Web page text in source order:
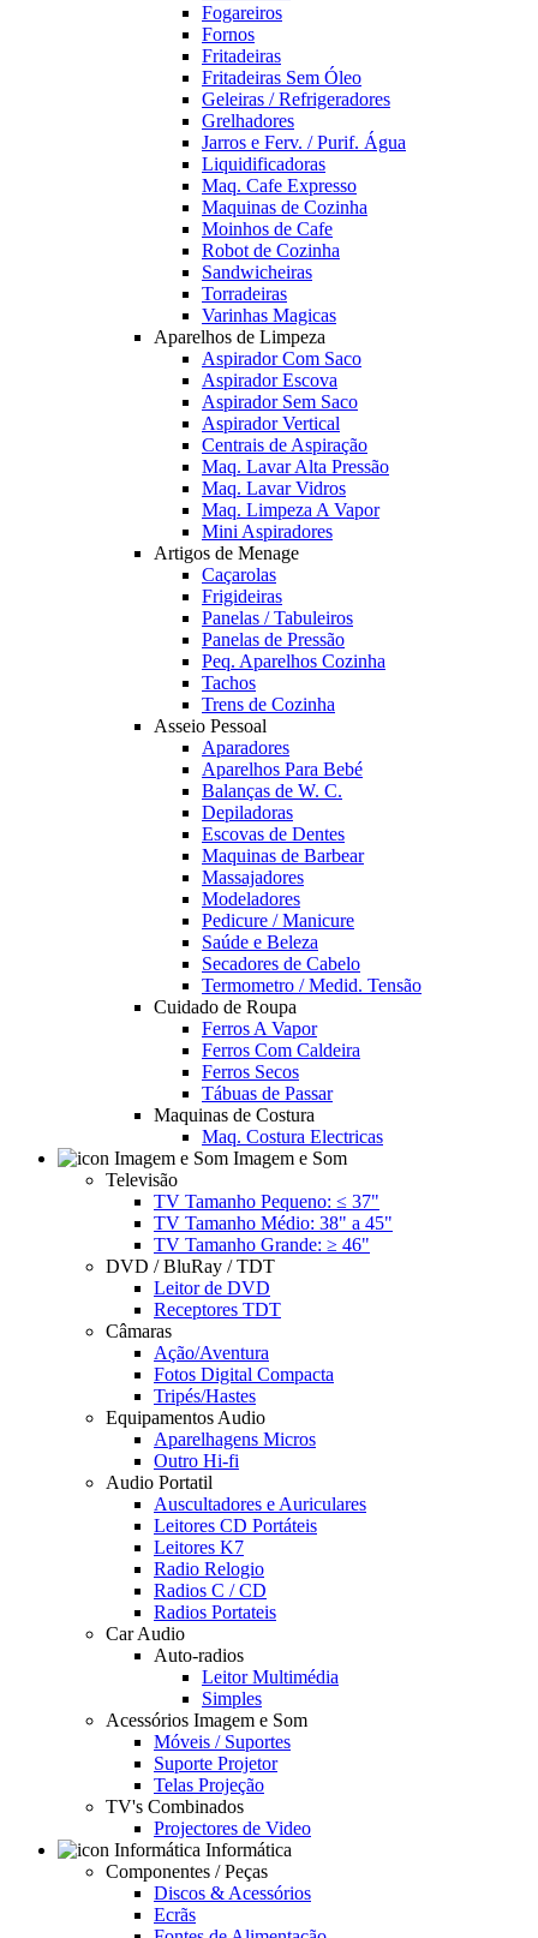
Fogareiros
Fornos
Fritadeiras
Fritadeiras Sem Óleo
Geleiras / Refrigeradores
Grelhadores
Jarros e Ferv. / Purif. Água
Liquidificadoras
Maq. Cafe Expresso
Maquinas de Cozinha
Moinhos de Cafe
Robot de Cozinha
Sandwicheiras
Torradeiras
Varinhas Magicas
Aparelhos de Limpeza
Aspirador Com Saco
Aspirador Escova
Aspirador Sem Saco
Aspirador Vertical
Centrais de Aspiração
Maq. Lavar Alta Pressão
Maq. Lavar Vidros
Maq. Limpeza A Vapor
Mini Aspiradores
Artigos de Menage
Caçarolas
Frigideiras
Panelas / Tabuleiros
Panelas de Pressão
Peq. Aparelhos Cozinha
Tachos
Trens de Cozinha
Asseio Pessoal
Aparadores
Aparelhos Para Bebé
Balanças de W. C.
Depiladoras
Escovas de Dentes
Maquinas de Barbear
Massajadores
Modeladores
Pedicure / Manicure
Saúde e Beleza
Secadores de Cabelo
Termometro / Medid. Tensão
Cuidado de Roupa
Ferros A Vapor
Ferros Com Caldeira
Ferros Secos
Tábuas de Passar
Maquinas de Costura
Maq. Costura Electricas
Imagem e Som
Televisão
TV Tamanho Pequeno: ≤ 37"
TV Tamanho Médio: 38" a 45"
TV Tamanho Grande: ≥ 46"
DVD / BluRay / TDT
Leitor de DVD
Receptores TDT
Câmaras
Ação/Aventura
Fotos Digital Compacta
Tripés/Hastes
Equipamentos Audio
Aparelhagens Micros
Outro Hi-fi
Audio Portatil
Auscultadores e Auriculares
Leitores CD Portáteis
Leitores K7
Radio Relogio
Radios C / CD
Radios Portateis
Car Audio
Auto-radios
Leitor Multimédia
Simples
Acessórios Imagem e Som
Móveis / Suportes
Suporte Projetor
Telas Projeção
TV's Combinados
Projectores de Video
Informática
Componentes / Peças
Discos & Acessórios
Ecrãs